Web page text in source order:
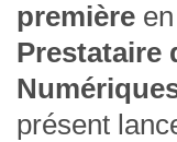
première en
Prestataire
présent